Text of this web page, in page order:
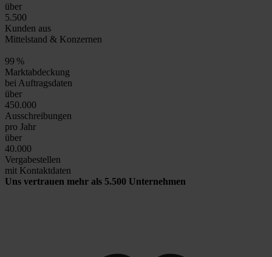
über
5.500
Kunden aus
Mittelstand & Konzernen
99 %
Marktabdeckung
bei Auftragsdaten
über
450.000
Ausschreibungen
pro Jahr
über
40.000
Vergabestellen
mit Kontaktdaten
Uns vertrauen mehr als 5.500 Unternehmen